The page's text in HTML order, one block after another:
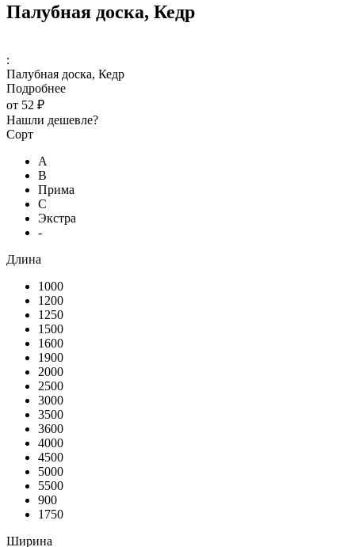
Палубная доска, Кедр
:
Палубная доска, Кедр
Подробнее
от 52 ₽
Нашли дешевле?
Сорт
А
В
Прима
С
Экстра
-
Длина
1000
1200
1250
1500
1600
1900
2000
2500
3000
3500
3600
4000
4500
5000
5500
900
1750
Ширина